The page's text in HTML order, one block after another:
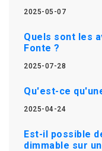
2025-05-07
Quels sont les
Fonte ?
2025-07-28
Qu'est-ce
2025-04-24
Est-il possible
dimmable sur